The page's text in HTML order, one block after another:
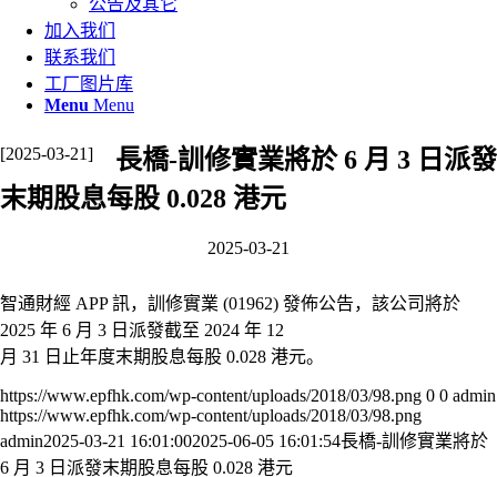
公告及其它
加入我们
联系我们
工厂图片库
Menu Menu
[2025-03-21]
長橋-訓修實業將於 6 月 3 日派發
末期股息每股 0.028 港元
2025-03-21
智通財經 APP 訊，訓修實業 (01962) 發佈公告，該公司將於
2025 年 6 月 3 日派發截至 2024 年 12
月 31 日止年度末期股息每股 0.028 港元。
https://www.epfhk.com/wp-content/uploads/2018/03/98.png 0 0 admin
https://www.epfhk.com/wp-content/uploads/2018/03/98.png
admin2025-03-21 16:01:002025-06-05 16:01:54長橋-訓修實業將於
6 月 3 日派發末期股息每股 0.028 港元